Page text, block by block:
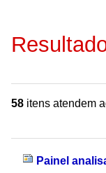
58 itens atendem
Painel